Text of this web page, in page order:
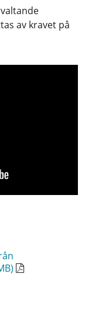
av kravet på